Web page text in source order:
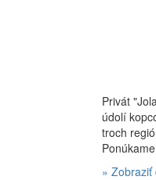
Privát
údolí
troch
» Zobraziť